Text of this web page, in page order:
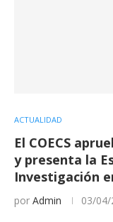
ACTUALIDAD
El COECS
y presenta la
Investigación
por Admin 03/04/